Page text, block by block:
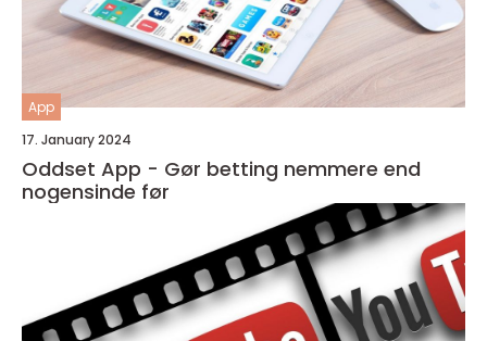
App
17. January 2024
Oddset App - Gør betting nemmere end
nogensinde før